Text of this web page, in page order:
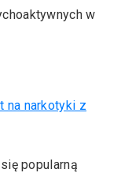
w
na narkotyki z
popularną